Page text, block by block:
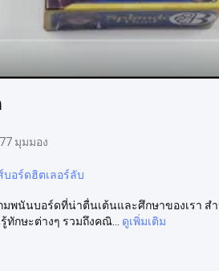
มุมมอง
บอร์ดฮิตเลอร์ลับ
พนันบอร์ดที่น่าตื่นเต้นและศึกษาของเรา สํ
กษะต่างๆ รวมถึงคณิ...
ดูเพิ่มเติม